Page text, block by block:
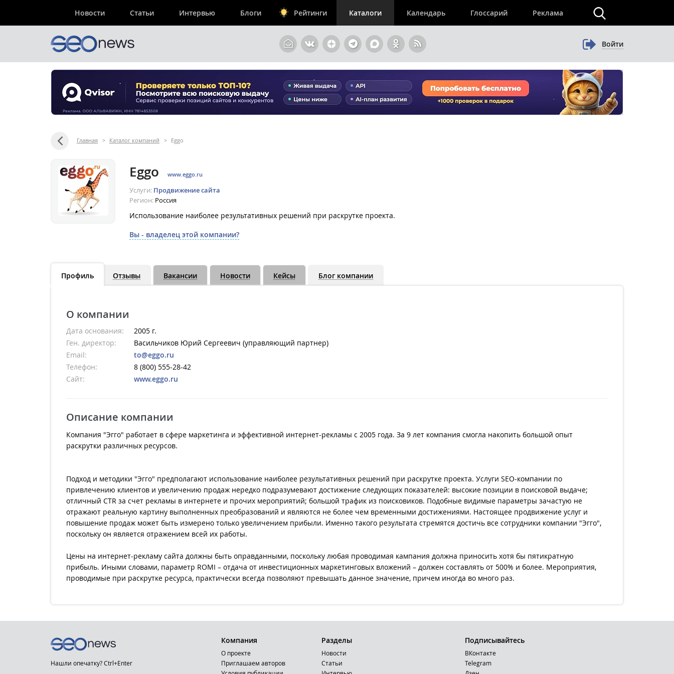
Новости Статьи Интервью Блоги Рейтинги Каталоги Календарь Глоссарий Реклама
Войти
Главная > Каталог компаний > Eggo
Eggo www.eggo.ru
Услуги: Продвижение сайта
Регион: Россия
Использование наиболее результативных решений при раскрутке проекта.
Вы - владелец этой компании?
Профиль Отзывы Вакансии Новости Кейсы Блог компании
О компании
Дата основания:
2005 г.
Ген. директор:
Васильчиков Юрий Сергеевич (управляющий партнер)
Email:
to@eggo.ru
Телефон:
8 (800) 555-28-42
Сайт:
www.eggo.ru
Описание компании
Компания "Эгго" работает в сфере маркетинга и эффективной интернет-рекламы с 2005 года. За 9 лет компания смогла накопить большой опыт
раскрутки различных ресурсов.
Подход и методики "Эгго" предполагают использование наиболее результативных решений при раскрутке проекта. Услуги SEO-компании по
привлечению клиентов и увеличению продаж нередко подразумевают достижение следующих показателей: высокие позиции в поисковой выдаче;
отличный CTR за счет рекламы в интернете и прочих мероприятий; большой трафик из поисковиков. Подобные видимые параметры зачастую не
отражают реальную картину выполненных преобразований и являются не более чем временными достижениями. Настоящее продвижение услуг и
повышение продаж может быть измерено только увеличением прибыли. Именно такого результата стремятся достичь все сотрудники компании "Эгго",
поскольку он является отражением всей их работы.
Цены на интернет-рекламу сайта должны быть оправданными, поскольку любая проводимая кампания должна приносить хотя бы пятикратную
прибыль. Иными словами, параметр ROMI – отдача от инвестиционных маркетинговых вложений – должен составлять от 500% и более. Мероприятия,
проводимые при раскрутке ресурса, практически всегда позволяют превышать данное значение, причем иногда во много раз.
Нашли опечатку? Ctrl+Enter
Компания
О проекте
Приглашаем авторов
Разделы
Новости
Статьи
Подписывайтесь
ВКонтакте
Telegram